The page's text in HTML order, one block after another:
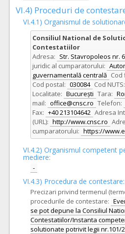
VI.4) Proceduri de
VI.4.1) Organismul de
Consiliul National de
Contestatiilor
Adresa: Str. Stavropoleos nr.
juridic al cumparatorului:
guvernamentală centrală Cod
Cod postal: 030084 Cod NUTS:
Localitate: București Tara:
mail: office@cnsc.ro Telefon:
Fax: +40 213104642 Adresa
(URL): http://www.cnsc.ro
cumparatorului: https://
VI.4.2) Organismul competent
mediere:
-
VI.4.3) Procedura de contestare:
Precizari privind termenul
procedurile de contestare:
se pot depune la Consiliul
Contestatiilor/Instanta
solutionate potrivit legii nr.101/